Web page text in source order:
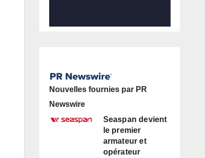
Nouvelles fournies par PR
Newswire
Seaspan devient
le premier
armateur et
opérateur